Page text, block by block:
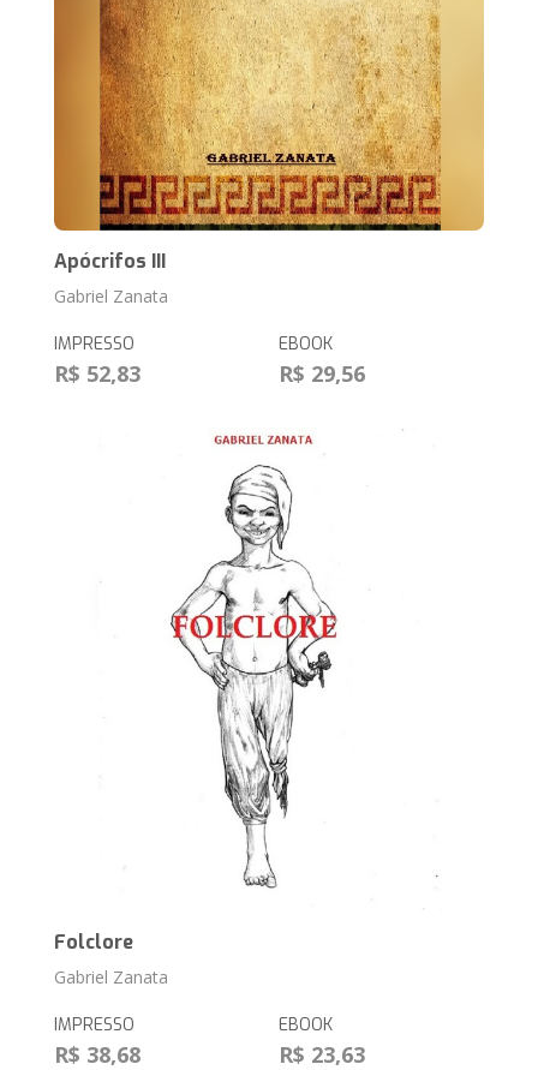
Apócrifos III
Gabriel Zanata
IMPRESSO
R$ 52,83
EBOOK
R$ 29,56
Folclore
Gabriel Zanata
IMPRESSO
R$ 38,68
EBOOK
R$ 23,63